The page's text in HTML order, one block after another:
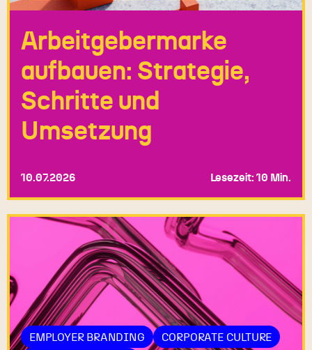
Arbeitgebermarke
aufbauen: Strategie,
Schritte und
Umsetzung
10.07.2026 Lesezeit: 10 Min.
EMPLOYER BRANDING
CORPORATE CULTURE